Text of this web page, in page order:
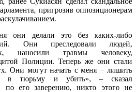
пригрозив оппозиционерам
они делали это без каких-либо
Они преследовали людей,
наносили травмы человеку,
Полиции. Теперь же они стали
Они могут начать с меня – лишить
в тюрьму и убить», – сказал
его заверению, никто этого не